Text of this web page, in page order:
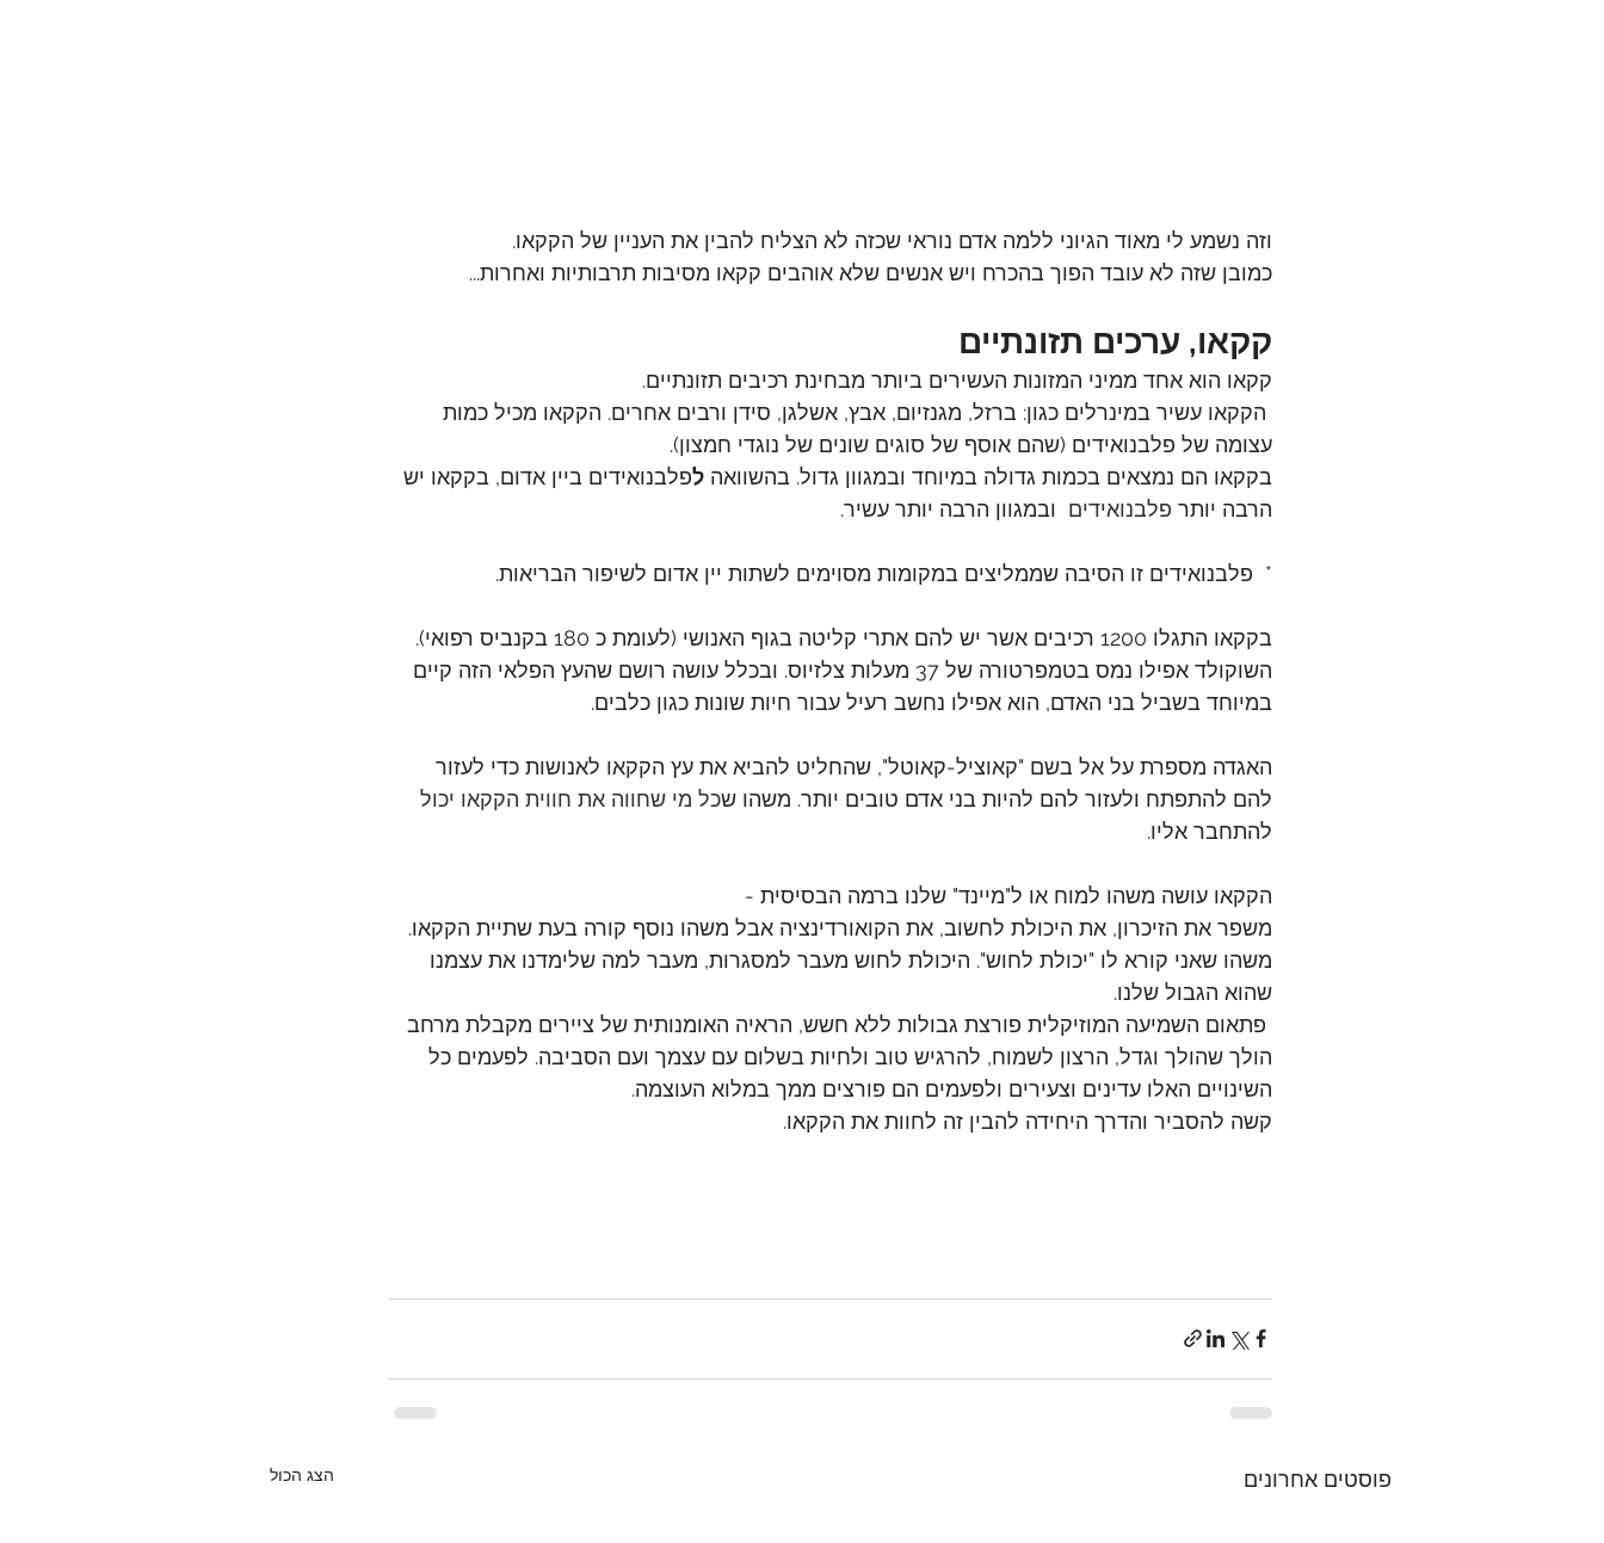
וזה נשמע לי מאוד הגיוני ללמה אדם נוראי שכזה לא הצליח להבין את העניין של הקקאו.
כמובן שזה לא עובד הפוך בהכרח ויש אנשים שלא אוהבים קקאו מסיבות תרבותיות ואחרות...
קקאו, ערכים תזונתיים
קקאו הוא אחד ממיני המזונות העשירים ביותר מבחינת רכיבים תזונתיים.
הקקאו עשיר במינרלים כגון: ברזל, מגנזיום, אבץ, אשלגן, סידן ורבים אחרים. הקקאו מכיל כמות
עצומה של פלבנואידים (שהם אוסף של סוגים שונים של נוגדי חמצון).
בקקאו הם נמצאים בכמות גדולה במיוחד ובמגוון גדול. בהשוואה לפלבנואידים ביין אדום, בקקאו יש
הרבה יותר פלבנואידים ובמגוון הרבה יותר עשיר.
*  פלבנואידים זו הסיבה שממליצים במקומות מסוימים לשתות יין אדום לשיפור הבריאות.
בקקאו התגלו 1200 רכיבים אשר יש להם אתרי קליטה בגוף האנושי (לעומת כ 180 בקנביס רפואי).
השוקולד אפילו נמס בטמפרטורה של 37 מעלות צלזיוס. ובכלל עושה רושם שהעץ הפלאי הזה קיים
במיוחד בשביל בני האדם, הוא אפילו נחשב רעיל עבור חיות שונות כגון כלבים.
האגדה מספרת על אל בשם "קאוציל-קאוטל", שהחליט להביא את עץ הקקאו לאנושות כדי לעזור
להם להתפתח ולעזור להם להיות בני אדם טובים יותר. משהו שכל מי שחווה את חווית הקקאו יכול
להתחבר אליו.
הקקאו עושה משהו למוח או ל"מיינד" שלנו ברמה הבסיסית -
משפר את הזיכרון, את היכולת לחשוב, את הקואורדינציה אבל משהו נוסף קורה בעת שתיית הקקאו.
משהו שאני קורא לו "יכולת לחוש". היכולת לחוש מעבר למסגרות, מעבר למה שלימדנו את עצמנו
שהוא הגבול שלנו.
פתאום השמיעה המוזיקלית פורצת גבולות ללא חשש, הראיה האומנותית של ציירים מקבלת מרחב
הולך שהולך וגדל, הרצון לשמוח, להרגיש טוב ולחיות בשלום עם עצמך ועם הסביבה. לפעמים כל
השינויים האלו עדינים וצעירים ולפעמים הם פורצים ממך במלוא העוצמה.
קשה להסביר והדרך היחידה להבין זה לחוות את הקקאו.
פוסטים אחרונים הצג הכול